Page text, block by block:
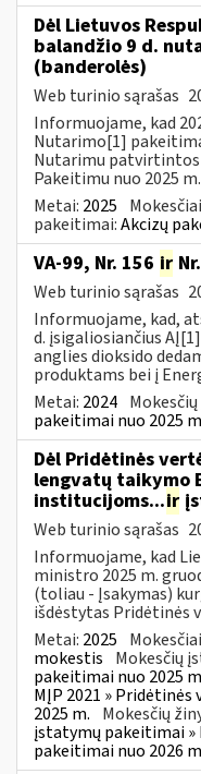
Dėl Lietuvos
balandžio 9 d.
(banderolės)
Web turinio sąrašas
Informuojame, kad
Nutarimo[1]
Nutarimu
Pakeitimu nuo 2025
Metai: 2025
pakeitimai:Akcizų
VA-99, Nr. 156 ir
Web turinio sąrašas
Informuojame, kad,
d. įsigaliosiančius
anglies dioksido
produktams bei į
Metai: 2024
pakeitimai nuo 2025
Dėl Pridėtinės
lengvatų taikymo
institucijoms...ir
Web turinio sąrašas
Informuojame, kad
ministro 2025 m.
(toliau - Įsakymas)
išdėstytas Pridėtinės
Metai: 2025
mokestis Mokesčių
pakeitimai nuo 2025
MĮP 2021 »
2025 m. Mokesčių
įstatymų pakeitimai »
pakeitimai nuo 2026